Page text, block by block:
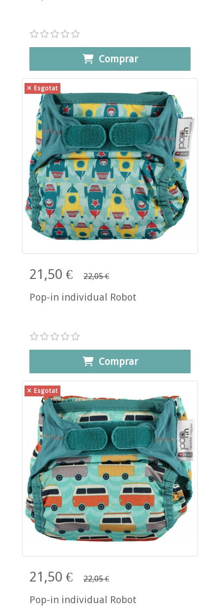
Comprar
Esgotat
21,50 € 22,05 €
Pop-in individual Robot
Comprar
Esgotat
21,50 € 22,05 €
Pop-in individual Robot